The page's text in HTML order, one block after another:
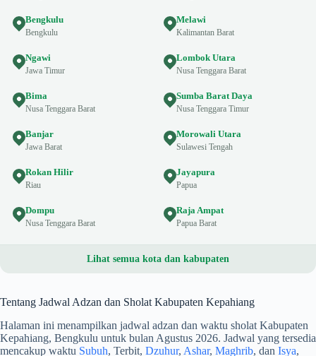
Bengkulu
Bengkulu
Melawi
Kalimantan Barat
Ngawi
Jawa Timur
Lombok Utara
Nusa Tenggara Barat
Bima
Nusa Tenggara Barat
Sumba Barat Daya
Nusa Tenggara Timur
Banjar
Jawa Barat
Morowali Utara
Sulawesi Tengah
Rokan Hilir
Riau
Jayapura
Papua
Dompu
Nusa Tenggara Barat
Raja Ampat
Papua Barat
Lihat semua kota dan kabupaten
Tentang Jadwal Adzan dan Sholat Kabupaten Kepahiang
Halaman ini menampilkan jadwal adzan dan waktu sholat Kabupaten
Kepahiang, Bengkulu untuk bulan Agustus 2026. Jadwal yang tersedia
mencakup waktu Subuh, Terbit, Dzuhur, Ashar, Maghrib, dan Isya,